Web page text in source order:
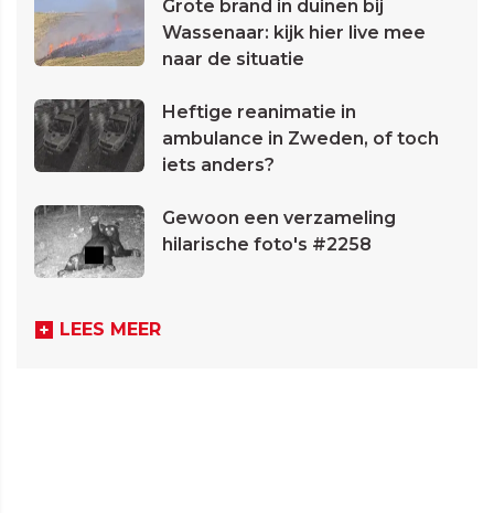
Grote brand in duinen bij
Wassenaar: kijk hier live mee
naar de situatie
Heftige reanimatie in
ambulance in Zweden, of toch
iets anders?
Gewoon een verzameling
hilarische foto's #2258
LEES MEER